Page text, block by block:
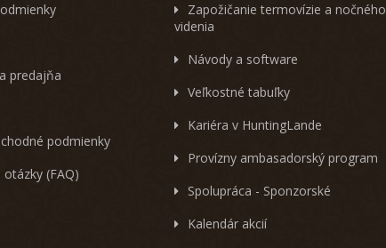
predajňa
podmienky
(FAQ)
Zapožičanie termovízie a nočného
videnia
Návody a software
Veľkostné tabuľky
Kariéra v HuntingLande
Provízny ambasadorský program
Spolupráca - Sponzorské
Kalendár akcií